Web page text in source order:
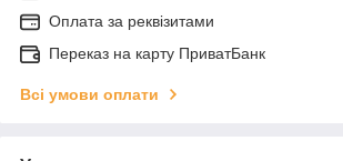
Оплата за реквізитами
Переказ на карту ПриватБанк
Всі умови оплати